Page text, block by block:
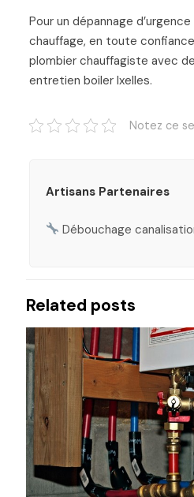
Pour un dépannage
chauffage, en toute
plombier chauffagiste avec
entretien boiler Ixelles.
Notez ce
Artisans Partenaires
Débouchage
Related posts